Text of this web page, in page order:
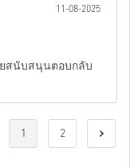
11-08-2025
ยสนับสนุนตอบกลับ
1 2